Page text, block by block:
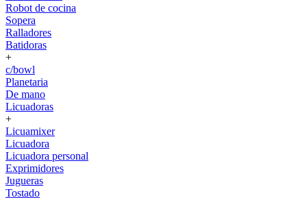
Robot de cocina
Sopera
Ralladores
Batidoras
+
c/bowl
Planetaria
De mano
Licuadoras
+
Licuamixer
Licuadora
Licuadora personal
Exprimidores
Jugueras
Tostado